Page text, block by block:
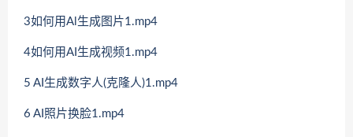
3如何用Al生成图片1.mp4
4如何用AI生成视频1.mp4
5 AI生成数字人(克隆人)1.mp4
6 AI照片换脸1.mp4